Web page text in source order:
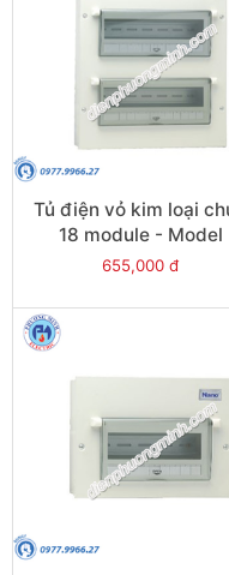
Tủ điện vỏ kim loại
18 module - Model
FDP118
655,000 đ